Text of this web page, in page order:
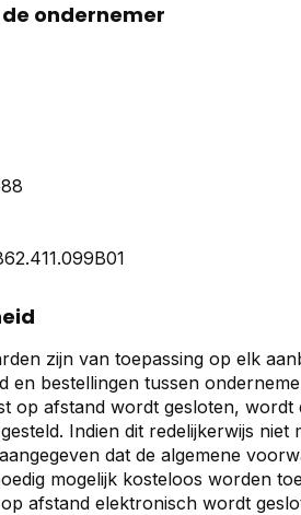
ondernemer
zijn van toepassing op elk
en bestellingen tussen
op afstand wordt gesloten,
Indien dit redelijkerwijs
dat de algemene
mogelijk kosteloos worden
afstand elektronisch wordt